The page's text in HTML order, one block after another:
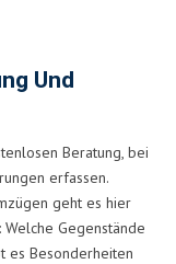
Und
Beratung, bei
erfassen.
geht es hier
Gegenstände
es Besonderheiten